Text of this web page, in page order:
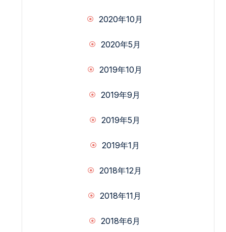
2020年10月
2020年5月
2019年10月
2019年9月
2019年5月
2019年1月
2018年12月
2018年11月
2018年6月